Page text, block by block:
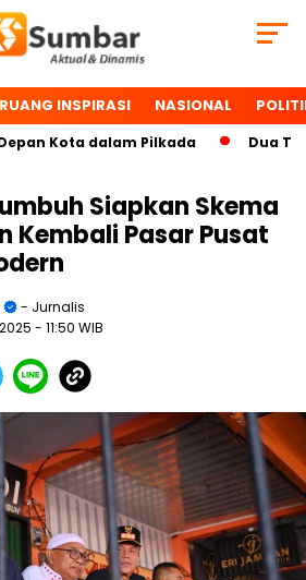
RUANG INSPIRASI NASIONAL
Kota dalam Pilkada Dua Tokoh
Siapkan Skema
Kembali Pasar Pusat
- Jurnalis
- 11:50 WIB